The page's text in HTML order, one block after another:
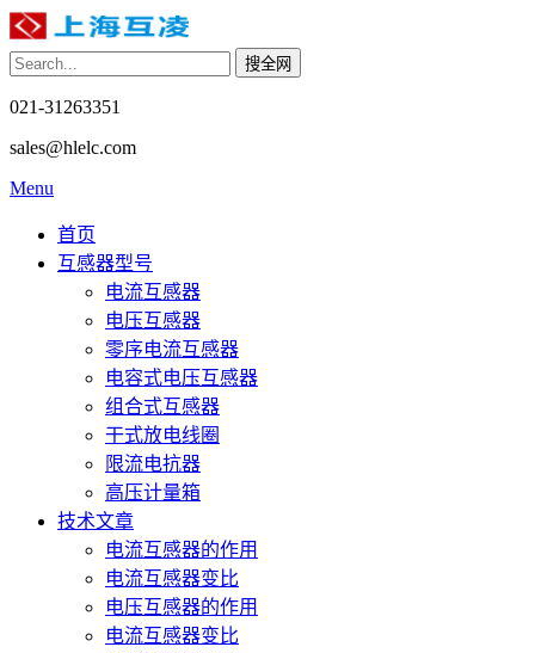
021-31263351
sales@hlelc.com
Menu
首页
互感器型号
电流互感器
电压互感器
零序电流互感器
电容式电压互感器
组合式互感器
干式放电线圈
限流电抗器
高压计量箱
技术文章
电流互感器的作用
电流互感器变比
电压互感器的作用
电流互感器变比